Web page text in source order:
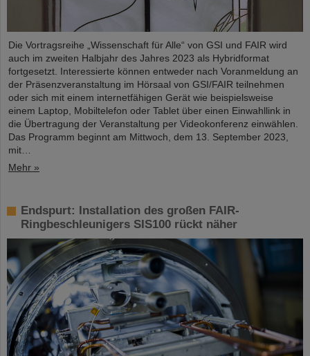
Die Vortragsreihe „Wissenschaft für Alle“ von GSI und FAIR wird
auch im zweiten Halbjahr des Jahres 2023 als Hybridformat
fortgesetzt. Interessierte können entweder nach Voranmeldung an
der Präsenzveranstaltung im Hörsaal von GSI/FAIR teilnehmen
oder sich mit einem internetfähigen Gerät wie beispielsweise
einem Laptop, Mobiltelefon oder Tablet über einen Einwahllink in
die Übertragung der Veranstaltung per Videokonferenz einwählen.
Das Programm beginnt am Mittwoch, dem 13. September 2023,
mit…
Mehr »
Endspurt: Installation des großen FAIR-
Ringbeschleunigers SIS100 rückt näher